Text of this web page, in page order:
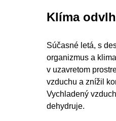
Klíma
Súčasné letá, s
organizmus a
v uzavretom
vzduchu a znížil
Vychladený
dehydruje.